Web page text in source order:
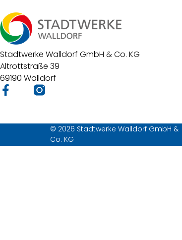
Stadtwerke Walldorf GmbH & Co. KG
Altrottstraße 39
69190 Walldorf
© 2026 Stadtwerke Walldorf GmbH &
Co. KG